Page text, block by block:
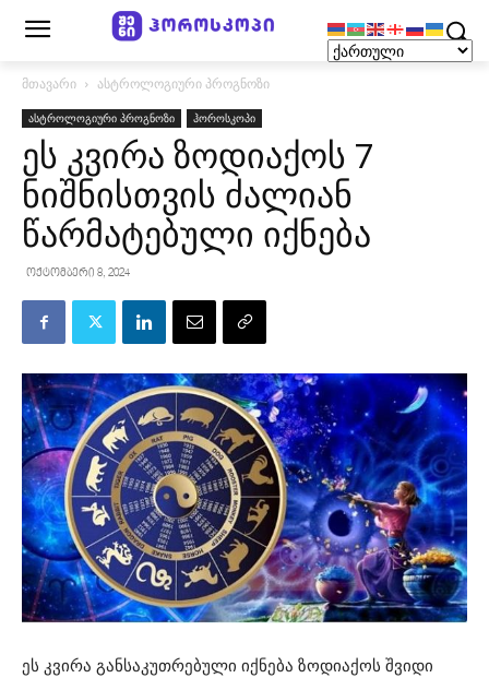
მთავარი ასტროლოგიური პროგნოზი
ასტროლოგიური პროგნოზი ჰოროსკოპი
ეს კვირა ზოდიაქოს 7
ნიშნისთვის ძალიან
წარმატებული იქნება
ოქტომბერი 8, 2024
ეს კვირა განსაკუთრებული იქნება ზოდიაქოს შვიდი